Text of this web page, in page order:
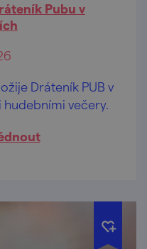
Pubu v
Dráteník PUB v
večery.